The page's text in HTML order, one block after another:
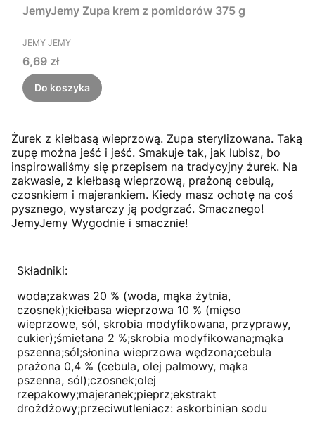
JemyJemy Zupa krem z pomidorów 375 g
PRODUCENT
JEMY JEMY
Cena
6,69 zł
Do koszyka
Żurek z kiełbasą wieprzową. Zupa sterylizowana. Taką
zupę można jeść i jeść. Smakuje tak, jak lubisz, bo
inspirowaliśmy się przepisem na tradycyjny żurek. Na
zakwasie, z kiełbasą wieprzową, prażoną cebulą,
czosnkiem i majerankiem. Kiedy masz ochotę na coś
pysznego, wystarczy ją podgrzać. Smacznego!
JemyJemy Wygodnie i smacznie!
Składniki:
woda;zakwas 20 % (woda, mąka żytnia,
czosnek);kiełbasa wieprzowa 10 % (mięso
wieprzowe, sól, skrobia modyfikowana, przyprawy,
cukier);śmietana 2 %;skrobia modyfikowana;mąka
pszenna;sól;słonina wieprzowa wędzona;cebula
prażona 0,4 % (cebula, olej palmowy, mąka
pszenna, sól);czosnek;olej
rzepakowy;majeranek;pieprz;ekstrakt
drożdżowy;przeciwutleniacz: askorbinian sodu